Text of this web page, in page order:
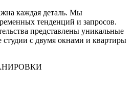
каждая деталь. Мы
тенденций и запросов.
представлены уникальные
с двумя окнами и квартиры